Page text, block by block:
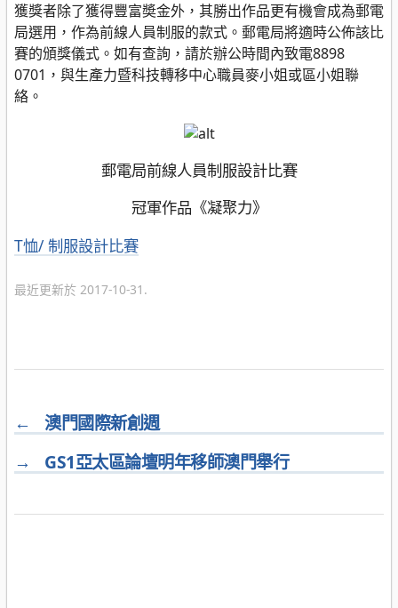
獲獎者除了獲得豐富奬金外，其勝出作品更有機會成為郵電
局選用，作為前線人員制服的款式。郵電局將適時公佈該比
賽的頒獎儀式。如有查詢，請於辦公時間內致電8898
0701，與生產力暨科技轉移中心職員麥小姐或區小姐聯
絡。
郵電局前線人員制服設計比賽
冠軍作品《凝聚力》
分
T恤/ 制服設計比賽
最近更新於 2017-10-31.
←
澳門國際新創週
→
GS1亞太區論壇明年移師澳門舉行